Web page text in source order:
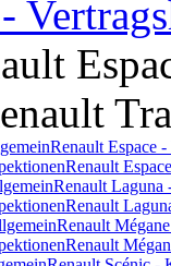
Renault Espace
Renault
Renault Laguna
Renault
Renault
Renault